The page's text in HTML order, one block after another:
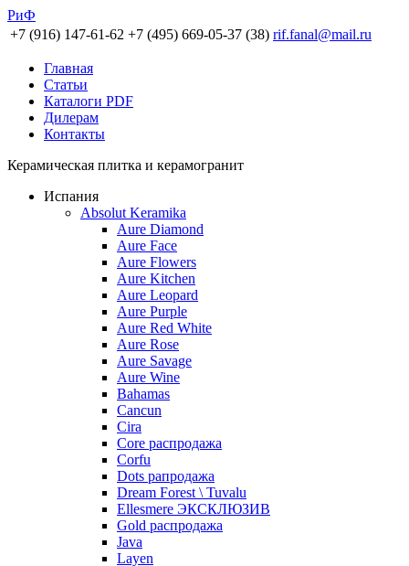
РиФ
+7 (916) 147-61-62 +7 (495) 669-05-37 (38) rif.fanal@mail.ru
Главная
Статьи
Каталоги PDF
Дилерам
Контакты
Керамическая плитка и керамогранит
Испания
Absolut Keramika
Aure Diamond
Aure Face
Aure Flowers
Aure Kitchen
Aure Leopard
Aure Purple
Aure Red White
Aure Rose
Aure Savage
Aure Wine
Bahamas
Cancun
Cira
Core распродажа
Corfu
Dots рапродажа
Dream Forest \ Tuvalu
Ellesmere ЭКСКЛЮЗИВ
Gold распродажа
Java
Layen